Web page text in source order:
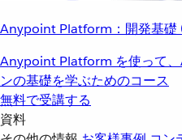
Anypoint Platform：開発基礎
Anypoint Platform を使って、
ンの基礎を学ぶためのコース
無料で受講する
資料